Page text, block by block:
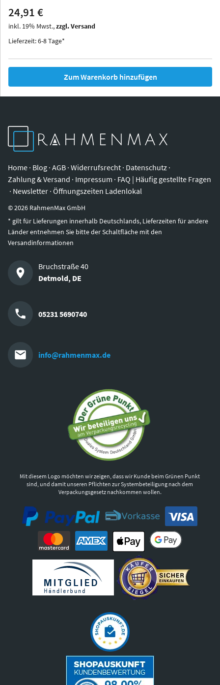
Iowa
24,91 €
inkl. 19% Mwst.,zzgl. Versand
Lieferzeit: 6-8 Tage*
Zum Warenkorb hinzufügen
Home · Blog · AGB · Widerrufsrecht · Datenschutz ·
Zahlung & Versand · Impressum · FAQ | Häufig gestellte Fragen
· Newsletter · Öffnungszeiten Ladenlokal
©2026 RahmenMax GmbH
* gilt für Lieferungen innerhalb Deutschlands, Lieferzeiten für andere
Länder entnehmen Sie bitte der Schaltfläche mit den
Versandinformationen
Bruchstraße 40
Detmold, DE
05231 5690740
info@rahmenmax.de
Mit diesem Logo möchten wir zeigen, dass wir Kunde beim Grünen Punkt
sind, und damit unseren Pflichten zur Systembeteiligung nach dem
Verpackungsgesetz nachkommen wollen.